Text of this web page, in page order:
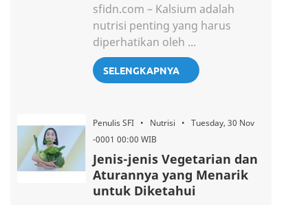
sfidn.com – Kalsium adalah
nutrisi penting yang harus
diperhatikan oleh ...
SELENGKAPNYA
Penulis SFI • Nutrisi • Tuesday, 30 Nov
-0001 00:00 WIB
Jenis-jenis Vegetarian dan
Aturannya yang Menarik
untuk Diketahui